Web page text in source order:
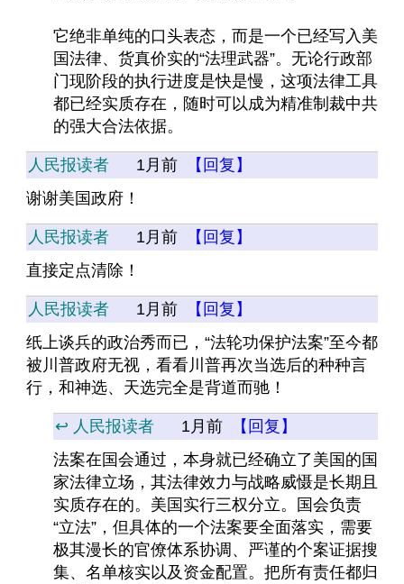
它绝非单纯的口头表态，而是一个已经写入美
国法律、货真价实的“法理武器”。无论行政部
门现阶段的执行进度是快是慢，这项法律工具
都已经实质存在，随时可以成为精准制裁中共
的强大合法依据。
人民报读者 1月前
【回复】
谢谢美国政府！
人民报读者 1月前
【回复】
直接定点清除！
人民报读者 1月前
【回复】
纸上谈兵的政治秀而已，“法轮功保护法案”至今都
被川普政府无视，看看川普再次当选后的种种言
行，和神选、天选完全是背道而驰！
↩️ 人民报读者 1月前
【回复】
法案在国会通过，本身就已经确立了美国的国
家法律立场，其法律效力与战略威慑是长期且
实质存在的。美国实行三权分立。国会负责
“立法”，但具体的一个法案要全面落实，需要
极其漫长的官僚体系协调、严谨的个案证据搜
集、名单核实以及资金配置。把所有责任都归